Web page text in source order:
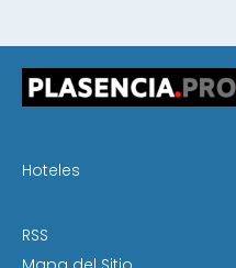
Hoteles
RSS